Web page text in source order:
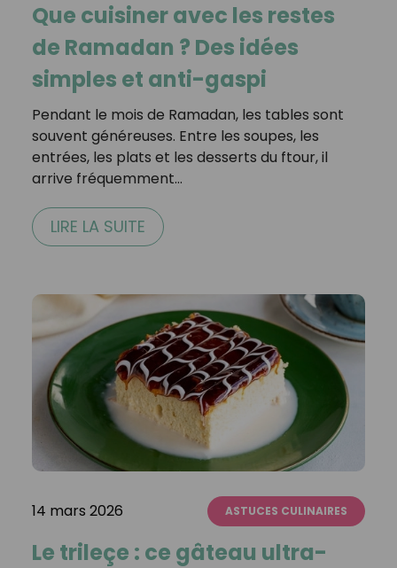
Que cuisiner avec les restes
de Ramadan ? Des idées
simples et anti-gaspi
Pendant le mois de Ramadan, les tables sont
souvent généreuses. Entre les soupes, les
entrées, les plats et les desserts du ftour, il
arrive fréquemment…
LIRE LA SUITE
14 mars 2026 ASTUCES CULINAIRES
Le trileçe : ce gâteau ultra-